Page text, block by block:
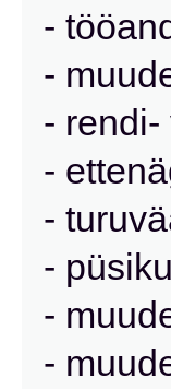
-
-
-
-
-
-
-
-